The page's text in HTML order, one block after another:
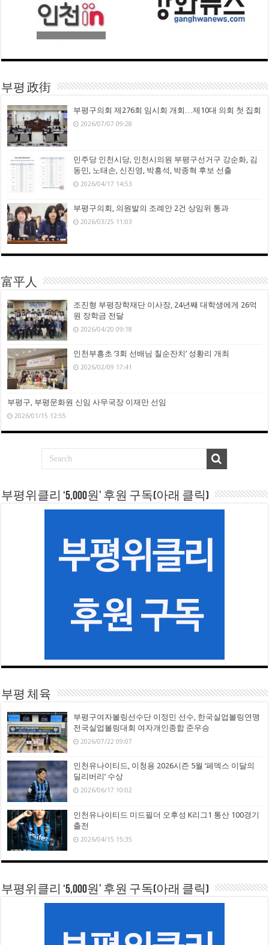
부평 政街
부평구의회 제276회 임시회 개회…제10대 의회 첫 집회
2026/07/07 09:28
민주당 인천시당, 인천시의원 부평구선거구 강순화, 김
동민, 노태손, 신진영, 박흥석, 박종혁 후보 선출
2026/04/17 14:53
부평구의회, 의원발의 조례안 2건 상임위 통과
2026/03/25 11:03
富平人
조진형 부평장학재단 이사장, 24년째 대학생에게 26억
원 장학금 전달
2026/04/20 09:18
인천부흥초 ‘3회 선배님 칠순잔치’ 성황리 개최
2026/02/09 17:41
부평구, 부평문화원 신임 사무국장 이재만 선임
2026/01/15 12:55
부평위클리 ‘5,000원’ 후원 구독(아래 클릭)
부평 체육
부평구여자볼링선수단 이정민 선수, 한국실업볼링연맹
전국실업볼링대회 여자개인종합 준우승
2026/07/22 09:07
인천유나이티드, 이청용 2026시즌 5월 ‘페덱스 이달의
딜리버리’ 수상
2026/06/17 10:02
인천유나이티드 미드필더 오후성 K리그1 통산 100경기
출전
2026/04/15 15:35
부평위클리 ‘5,000원’ 후원 구독(아래 클릭)